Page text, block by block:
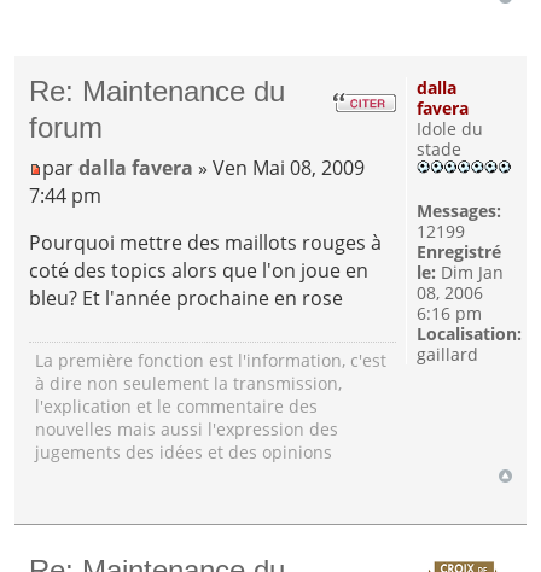
Re: Maintenance du
forum
pardalla favera » Ven Mai 08, 2009
7:44 pm
Pourquoi mettre des maillots rouges à
coté des topics alors que l'on joue en
bleu? Et l'année prochaine en rose
La première fonction est l'information, c'est
à dire non seulement la transmission,
l'explication et le commentaire des
nouvelles mais aussi l'expression des
jugements des idées et des opinions
dalla
favera
Idole du
stade
Messages:
12199
Enregistré
le: Dim Jan
08, 2006
6:16 pm
Localisation:
gaillard